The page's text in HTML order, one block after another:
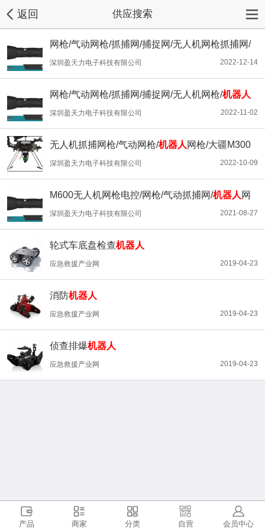
返回 供应搜索
网枪/气动网枪/抓捕网/捕捉网/无人机网枪抓捕网/
机器人网枪 2022-12-14
深圳盈天力电子科技有限公司
网枪/气动网枪/抓捕网/捕捉网/无人机网枪/机器人
网枪
2022-11-02
深圳盈天力电子科技有限公司
无人机抓捕网枪/气动网枪/机器人 网枪/大疆M300
M600
2022-10-09
深圳盈天力电子科技有限公司
M600无人机网枪电控/网枪/气动抓捕网/机器人 网
枪 捕捉网
2021-08-27
深圳盈天力电子科技有限公司
轮式车底盘检查机器人
2019-04-23
应急救援产业网
消防机器人
2019-04-23
应急救援产业网
侦查排爆机器人
2019-04-23
应急救援产业网
产品 商家 分类 自营 会员中心